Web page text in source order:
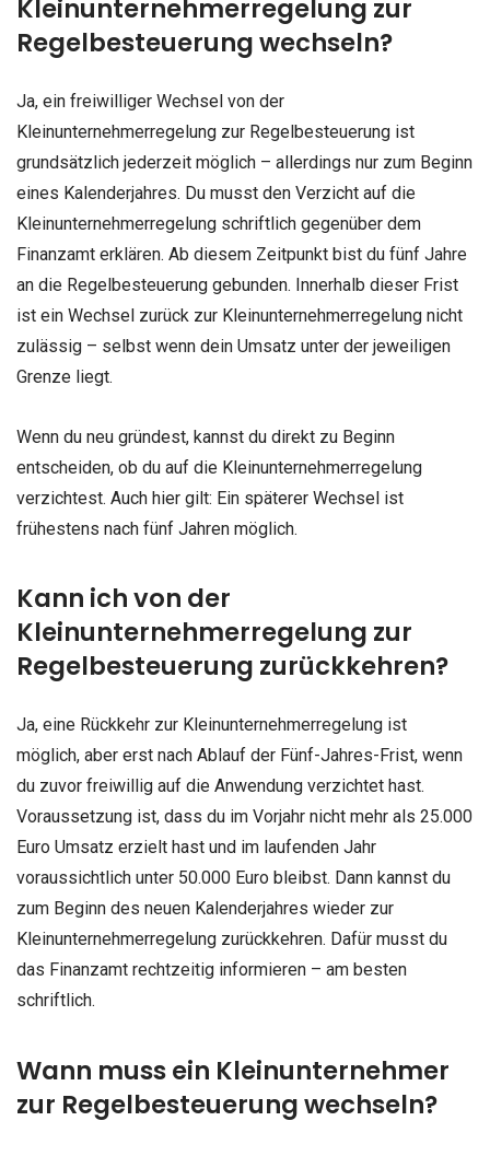
Kleinunternehmerregelung zur
Regelbesteuerung wechseln?
Ja, ein freiwilliger Wechsel von der
Kleinunternehmerregelung zur Regelbesteuerung ist
grundsätzlich jederzeit möglich – allerdings nur zum Beginn
eines Kalenderjahres. Du musst den Verzicht auf die
Kleinunternehmerregelung schriftlich gegenüber dem
Finanzamt erklären. Ab diesem Zeitpunkt bist du fünf Jahre
an die Regelbesteuerung gebunden. Innerhalb dieser Frist
ist ein Wechsel zurück zur Kleinunternehmerregelung nicht
zulässig – selbst wenn dein Umsatz unter der jeweiligen
Grenze liegt.
Wenn du neu gründest, kannst du direkt zu Beginn
entscheiden, ob du auf die Kleinunternehmerregelung
verzichtest. Auch hier gilt: Ein späterer Wechsel ist
frühestens nach fünf Jahren möglich.
Kann ich von der
Kleinunternehmerregelung zur
Regelbesteuerung zurückkehren?
Ja, eine Rückkehr zur Kleinunternehmerregelung ist
möglich, aber erst nach Ablauf der Fünf-Jahres-Frist, wenn
du zuvor freiwillig auf die Anwendung verzichtet hast.
Voraussetzung ist, dass du im Vorjahr nicht mehr als 25.000
Euro Umsatz erzielt hast und im laufenden Jahr
voraussichtlich unter 50.000 Euro bleibst. Dann kannst du
zum Beginn des neuen Kalenderjahres wieder zur
Kleinunternehmerregelung zurückkehren. Dafür musst du
das Finanzamt rechtzeitig informieren – am besten
schriftlich.
Wann muss ein Kleinunternehmer
zur Regelbesteuerung wechseln?